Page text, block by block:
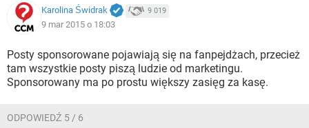
Karolina Świdrak 9 019
9 mar 2015 o 18:03
Posty sponsorowane pojawiają się na fanpejdżach, przecież
tam wszystkie posty piszą ludzie od marketingu.
Sponsorowany ma po prostu większy zasięg za kasę.
ODPOWIEDŹ 5 / 6